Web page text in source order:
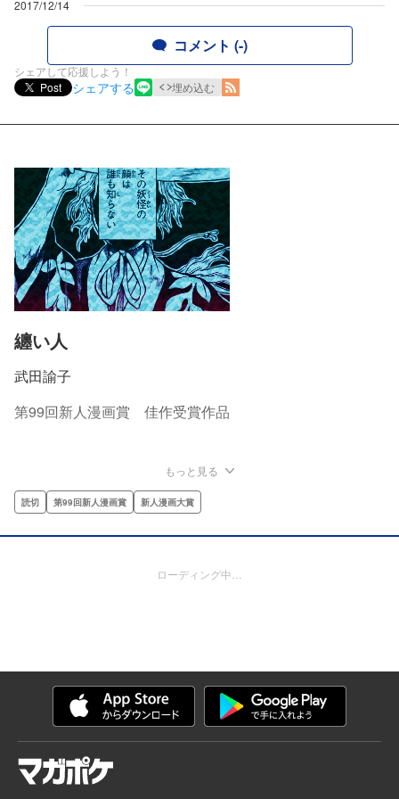
2017/12/14
コメント (-)
シェアして応援しよう！
Post
シェアする 埋め込む
纏い人
武田諭子
第99回新人漫画賞 佳作受賞作品
もっと見る
読切 第99回新人漫画賞 新人漫画大賞
ローディング中…